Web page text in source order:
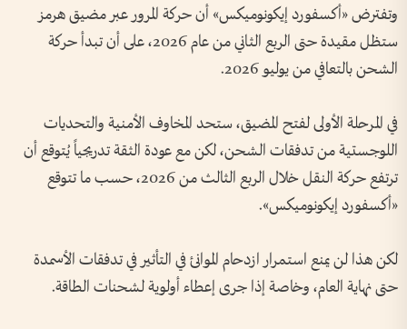
وتفترض «أكسفورد إيكونوميكس» أن حركة المرور عبر مضيق هرمز
ستظل مقيدة حتى الربع الثاني من عام 2026، على أن تبدأ حركة
الشحن بالتعافي من يوليو 2026.
في المرحلة الأولى لفتح المضيق، ستحد المخاوف الأمنية والتحديات
اللوجستية من تدفقات الشحن، لكن مع عودة الثقة تدريجياً يُتوقع أن
ترتفع حركة النقل خلال الربع الثالث من 2026، حسب ما تتوقع
«أكسفورد إيكونوميكس».
لكن هذا لن يمنع استمرار ازدحام الموانئ في التأثير في تدفقات الأسمدة
حتى نهاية العام، وخاصة إذا جرى إعطاء أولوية لشحنات الطاقة.